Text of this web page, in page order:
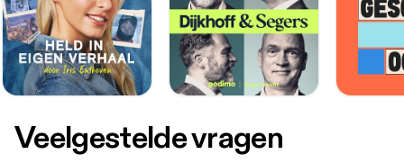
Veelgestelde vragen